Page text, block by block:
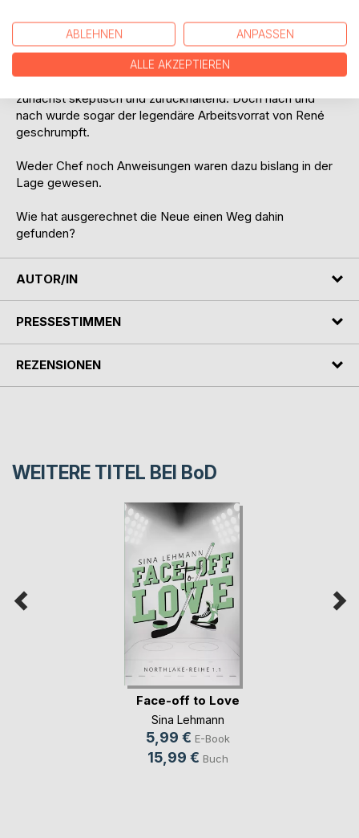
Bislang waren Ambitionen für Timmy kein Problem. Über
den pünktlichen Feierabend gingen sie nicht hinaus.
Als seine Kollegin einige neue Ideen im Büro teilt, blieb er
zunächst skeptisch und zurückhaltend. Doch nach und
nach wurde sogar der legendäre Arbeitsvorrat von René
geschrumpft.
Weder Chef noch Anweisungen waren dazu bislang in der
Lage gewesen.
Wie hat ausgerechnet die Neue einen Weg dahin
gefunden?
AUTOR/IN
PRESSESTIMMEN
REZENSIONEN
WEITERE TITEL BEI BoD
Face-off to Love
Sina Lehmann
5,99 € E-Book
15,99 € Buch
ABLEHNEN ANPASSEN
ALLE AKZEPTIEREN